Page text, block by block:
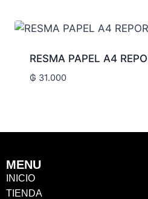
RESMA PAPEL A4
₲ 31.000
MENU
INICIO
TIENDA